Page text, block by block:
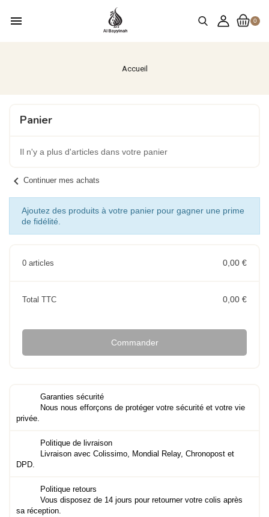
0
menu
Accueil
Panier
Il n'y a plus d'articles dans votre panier
chevron_left Continuer mes achats
Ajoutez des produits à votre panier pour gagner une prime
de fidélité.
0 articles 0,00 €
Total TTC 0,00 €
Commander
Garanties sécurité
Nous nous efforçons de protéger votre sécurité et votre vie
privée.
Politique de livraison
Livraison avec Colissimo, Mondial Relay, Chronopost et
DPD.
Politique retours
Vous disposez de 14 jours pour retourner votre colis après
sa réception.